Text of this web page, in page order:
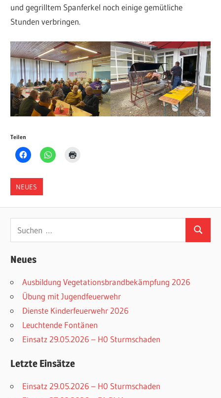
und gegrilltem Spanferkel noch einige gemütliche
Stunden verbringen.
Teilen
NEUES
Suchen
Neues
Ausbildung Vegetationsbrandbekämpfung 2026
Übung mit Jugendfeuerwehr
Dienste Kinderfeuerwehr 2026
Leuchtende Fontänen
Einsatz 29.05.2026 – H0 Sturmschaden
Letzte Einsätze
Einsatz 29.05.2026 – H0 Sturmschaden